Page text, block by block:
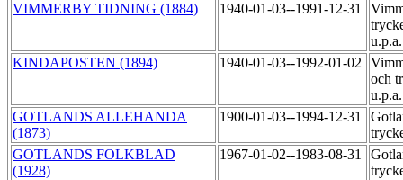
VIMMERBY TIDNING (1884)
1940-01-03--1991-12-31
KINDAPOSTEN (1894)
1940-01-03--1992-01-02
och
GOTLANDS ALLEHANDA
(1873)
1900-01-03--1994-12-31
GOTLANDS FOLKBLAD
(1928)
1967-01-02--1983-08-31